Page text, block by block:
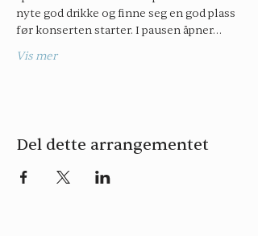
nyte god drikke og finne seg en god plass
før konserten starter. I pausen åpner…
Vis mer
Del dette arrangementet